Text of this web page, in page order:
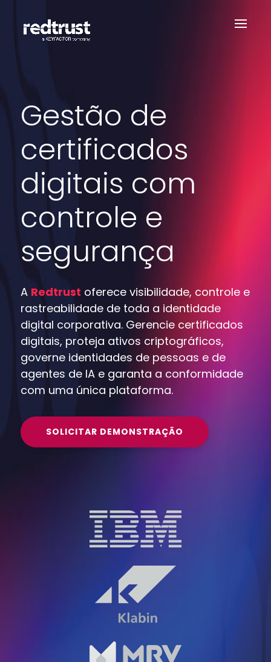
Gestão de
certificados
digitais com
controle e
segurança
A Redtrust oferece visibilidade, controle e
rastreabilidade de toda a identidade
digital corporativa. Gerencie certificados
digitais, proteja ativos criptográficos,
governe identidades de pessoas e de
agentes de IA e garanta a conformidade
com uma única plataforma.
SOLICITAR DEMONSTRAÇÃO